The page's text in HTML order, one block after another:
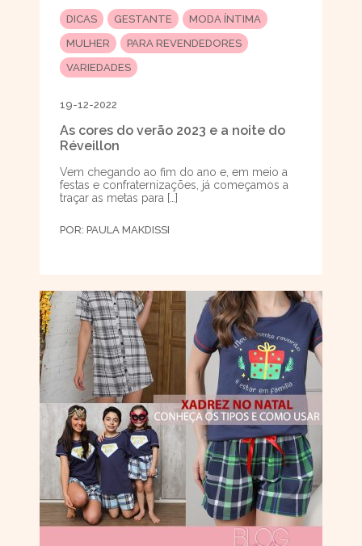
DICAS GESTANTE
MODA ÍNTIMA
MULHER
PARA REVENDEDORES
VARIEDADES
19-12-2022
As cores do verão 2023 e a noite do
Réveillon
Vem chegando ao fim do ano e, em meio a
festas e confraternizações, já começamos a
traçar as metas para […]
POR: PAULA MAKDISSI